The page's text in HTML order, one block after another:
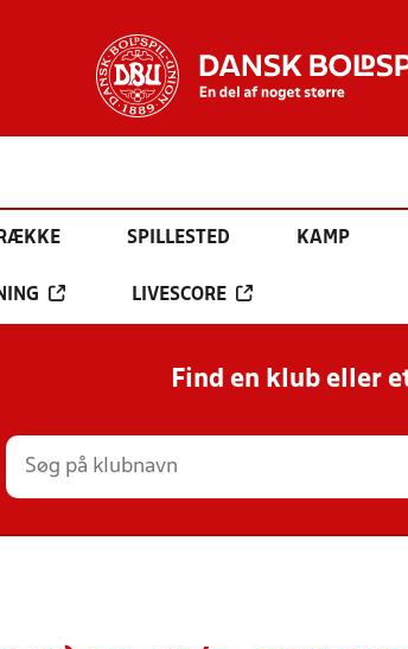
RÆKKE SPILLESTED KAMP
LIVESCORE
Find en klub eller